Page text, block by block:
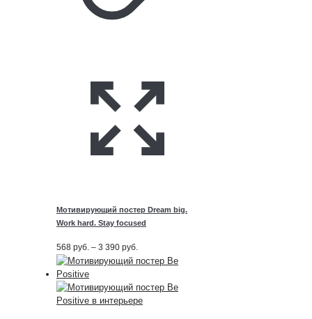
Мотивирующий постер Dream big.
Work hard. Stay focused
568 руб. – 3 390 руб.
цен:
руб.
–